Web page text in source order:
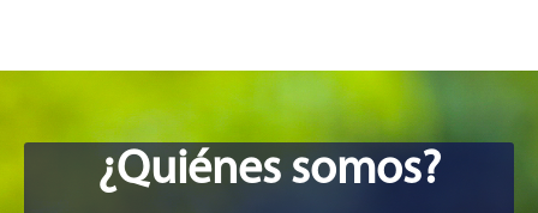
¿Quiénes somos?